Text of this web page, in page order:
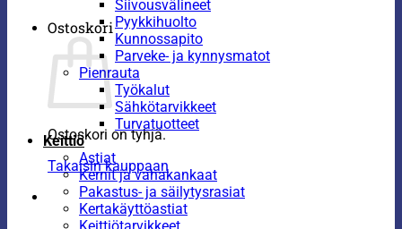
Ostoskori
Ostoskori on tyhjä.
Takaisin kauppaan
Siivousvälineet
Pyykkihuolto
Kunnossapito
Parveke- ja kynnysmatot
Pienrauta
Työkalut
Sähkötarvikkeet
Turvatuotteet
Keittiö
Astiat
Kernit ja vahakankaat
Pakastus- ja säilytysrasiat
Kertakäyttöastiat